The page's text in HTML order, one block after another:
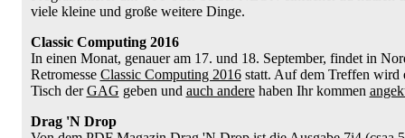
viele kleine und große weitere Dinge.
Classic Computing 2016
In einen Monat, genauer am 17. und 18. September, findet in
Retromesse Classic Computing 2016statt. Auf dem Treffen wird
Tisch derGAG geben und auch anderehaben Ihr kommen
Drag 'N Drop